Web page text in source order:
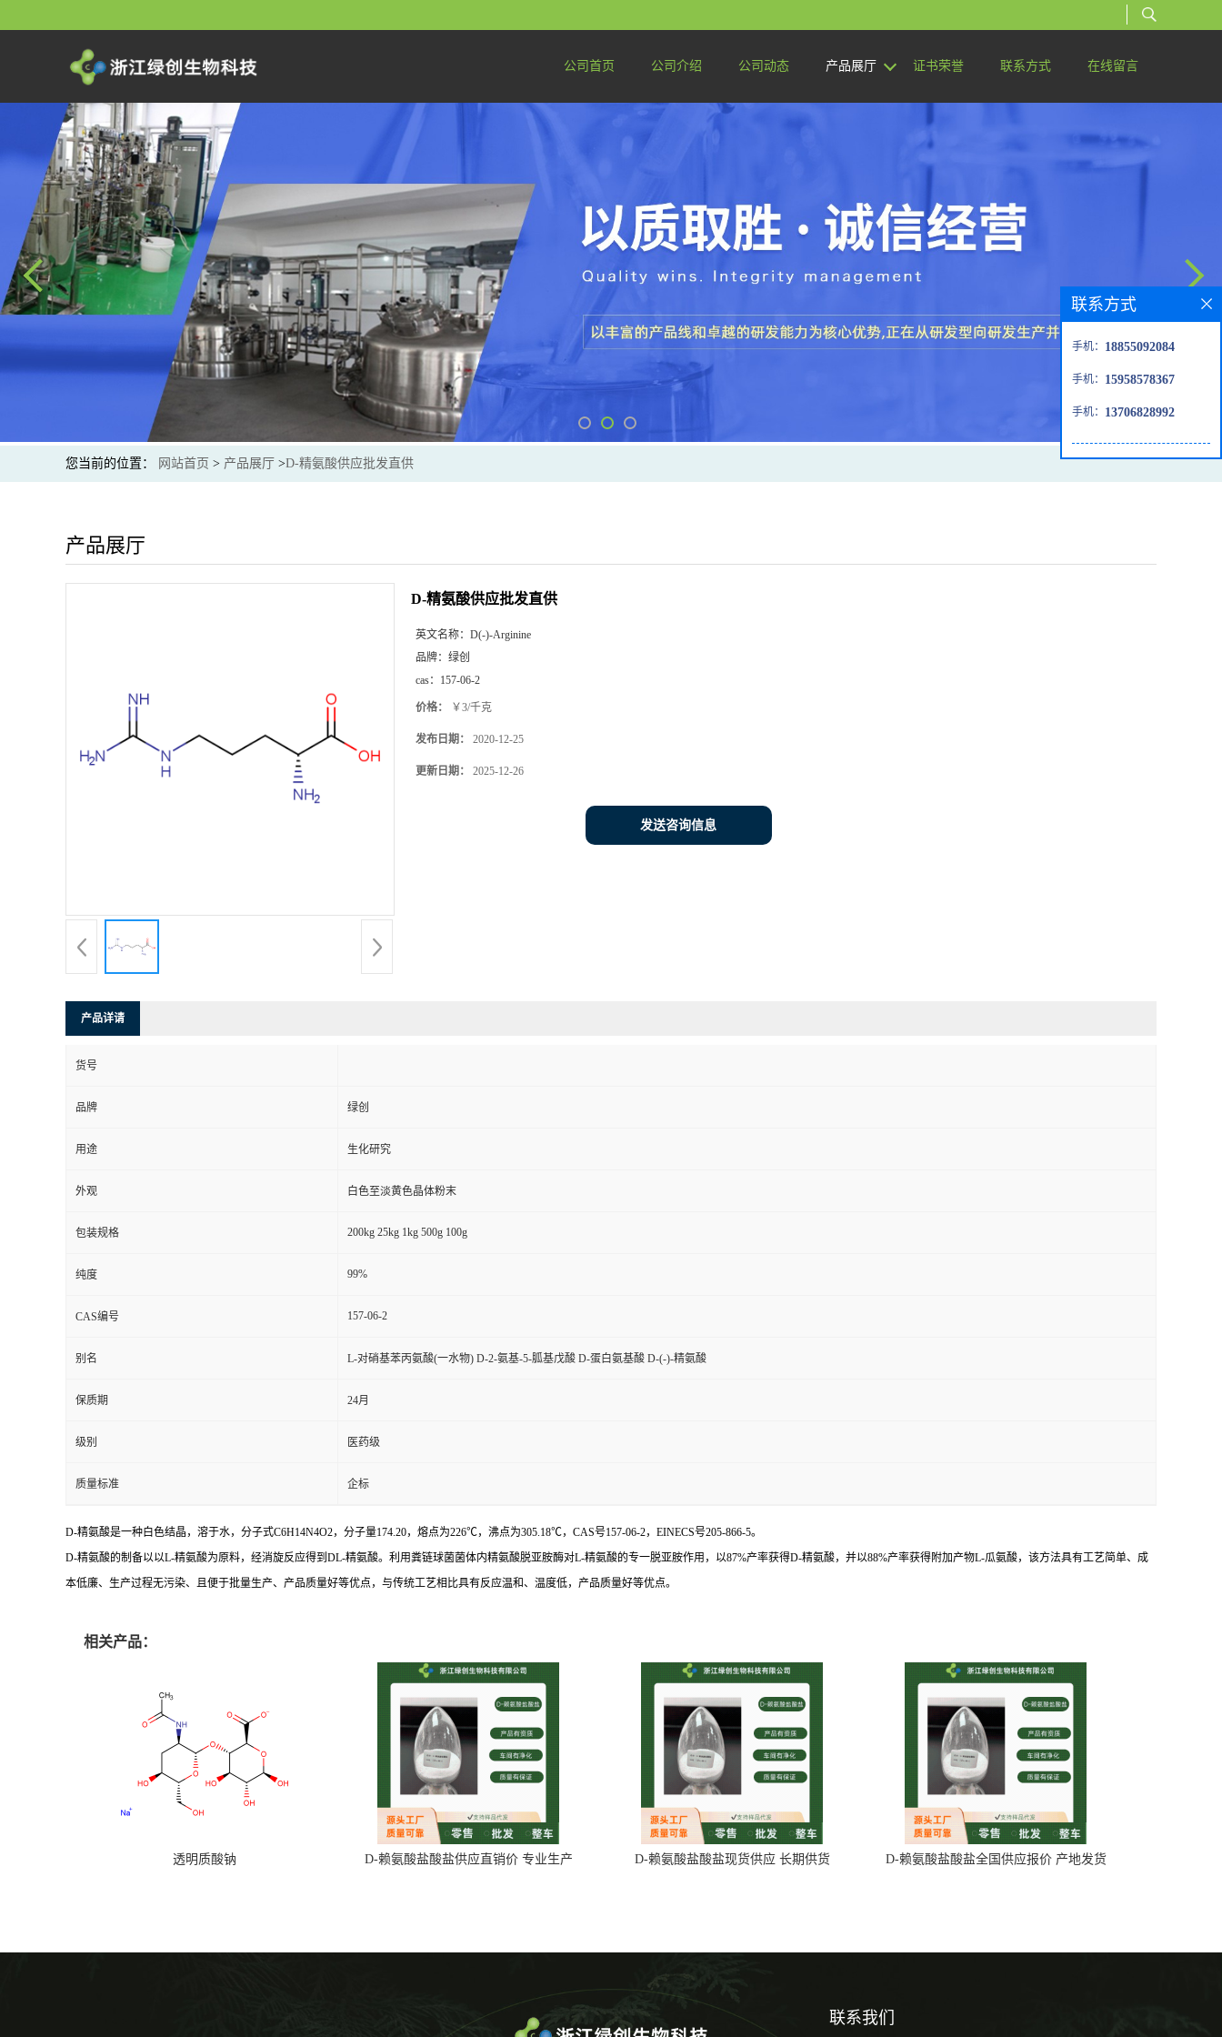
公司首页 公司介绍 公司动态 产品展厅 证书荣誉 联系方式 在线留言
您当前的位置： 网站首页 > 产品展厅 >D-精氨酸供应批发直供
产品展厅
D-精氨酸供应批发直供
英文名称： D(-)-Arginine
品牌： 绿创
cas： 157-06-2
价格： ￥3/千克
发布日期： 2020-12-25
更新日期： 2025-12-26
发送咨询信息
产品详请
货号
品牌 绿创
用途 生化研究
外观 白色至淡黄色晶体粉末
包装规格 200kg 25kg 1kg 500g 100g
纯度 99%
CAS编号 157-06-2
别名 L-对硝基苯丙氨酸(一水物) D-2-氨基-5-胍基戊酸 D-蛋白氨基酸 D-(-)-精氨酸
保质期 24月
级别 医药级
质量标准 企标
D-精氨酸是一种白色结晶，溶于水，分子式C6H14N4O2，分子量174.20，熔点为226℃，沸点为305.18℃，CAS号157-06-2，EINECS号205-866-5。
D-精氨酸的制备以以L-精氨酸为原料，经消旋反应得到DL-精氨酸。利用粪链球菌菌体内精氨酸脱亚胺酶对L-精氨酸的专一脱亚胺作用，以87%产率获得D-精氨酸，并以88%产率获得附加产物L-瓜氨酸，该方法具有工艺简单、成
本低廉、生产过程无污染、且便于批量生产、产品质量好等优点，与传统工艺相比具有反应温和、温度低，产品质量好等优点。
相关产品：
透明质酸钠 D-赖氨酸盐酸盐供应直销价 专业生产 D-赖氨酸盐酸盐现货供应 长期供货 D-赖氨酸盐酸盐全国供应报价 产地发货
联系方式
手机： 18855092084
手机： 15958578367
手机： 13706828992
联系我们